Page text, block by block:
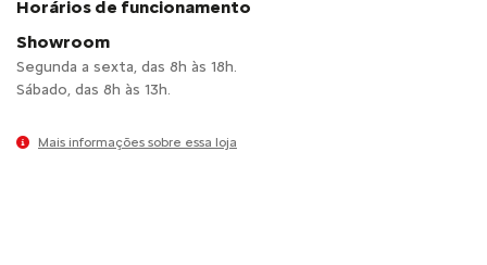
Horários de funcionamento
Showroom
Segunda a sexta, das 8h às 18h.
Sábado, das 8h às 13h.
Mais informações sobre essa loja